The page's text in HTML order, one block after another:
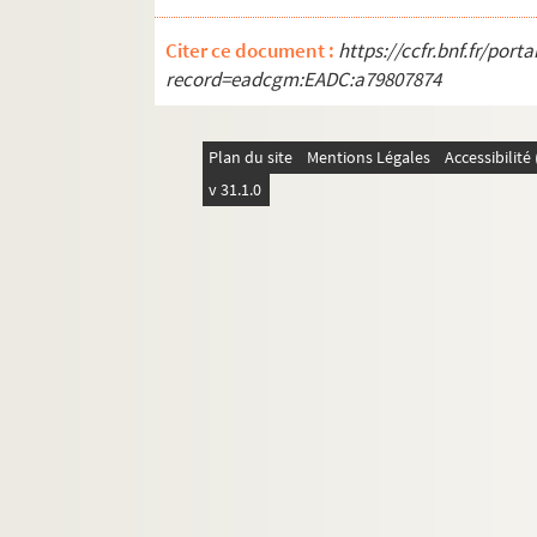
Incendies
Funérailles
Ville-monde
Citer ce document : https://ccfr.bnf.fr/
record=eadcgm:EADC:a79807874
Plan du site Mentions Légales
v 31.1.0